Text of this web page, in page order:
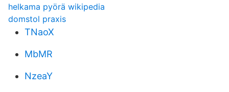
helkama pyörä wikipedia
domstol praxis
TNaoX
MbMR
NzeaY